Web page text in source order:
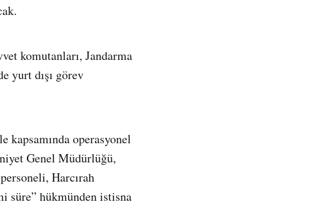
komutanları, Jandarma
yurt dışı görev
operasyonel
Genel Müdürlüğü,
Harcırah
süre” hükmünden istisna